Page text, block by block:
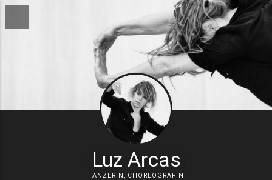
Luz Arcas
TÄNZERIN CHOREOGRAFIN